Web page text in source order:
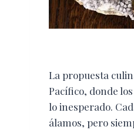
La propuesta
Pacífico, donde
lo inesperado.
álamos, pero